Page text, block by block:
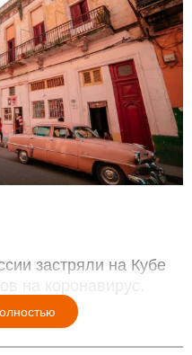
застряли на Кубе
на коронавирус.